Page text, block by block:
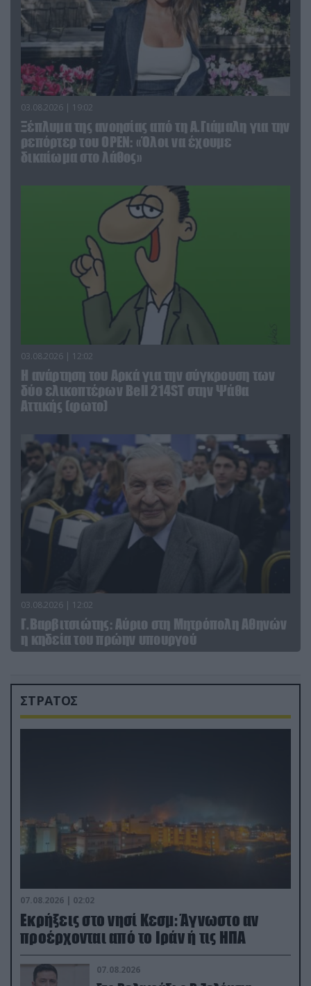
03.08.2026 | 19:02
Ξέπλυμα της ανοησίας από τη Α.Γιάμαλη για την
ρεπόρτερ του ΟΡΕΝ: «Όλοι να έχουμε
δικαίωμα στο λάθος»
03.08.2026 | 12:02
Η ανάρτηση του Αρκά για την σύγκρουση των
δύο ελικοπτέρων Bell 214ST στην Ψάθα
Αττικής (φωτο)
03.08.2026 | 12:02
Γ.Βαρβιτσιώτης: Aύριο στη Μητρόπολη Αθηνών
η κηδεία του πρώην υπουργού
ΣΤΡΑΤΟΣ
07.08.2026 | 02:02
Εκρήξεις στο νησί Κεσμ: Άγνωστο αν
προέρχονται από το Ιράν ή τις ΗΠΑ
07.08.2026